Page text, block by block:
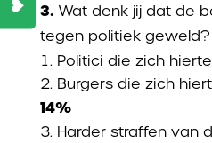
3. Wat denk jij dat de
tegen politiek geweld?
Politici die zich
Burgers die zich
14%
Harder straffen van